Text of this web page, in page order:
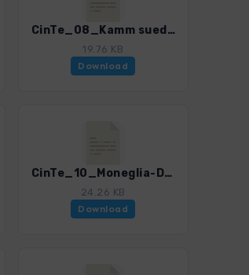
CinTe_08_Kamm suedlich von Montallegro.gpx
19.76 KB
Download
CinTe_10_Moneglia-Deiva Marina.gpx
24.26 KB
Download